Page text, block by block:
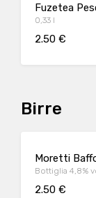
Fuzetea
0,33 l
2.50 €
Birre
Moretti
Bottiglia 4,8%
2.50 €